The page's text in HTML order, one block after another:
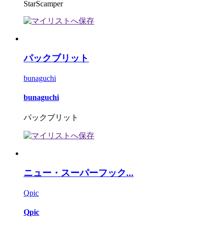
StarScamper
パックブリット
bunaguchi
bunaguchi
パックブリット
ニュー・スーパーフック...
Qpic
Qpic